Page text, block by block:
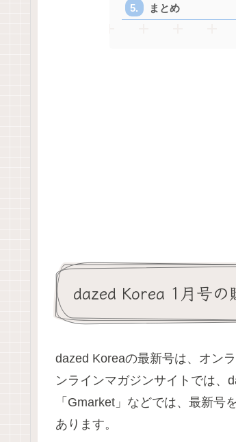
まとめ
dazed Korea 1月号
dazed Koreaの最新号は、オン
ンラインマガジンサイトでは、
「Gmarket」などでは、最新
あります。